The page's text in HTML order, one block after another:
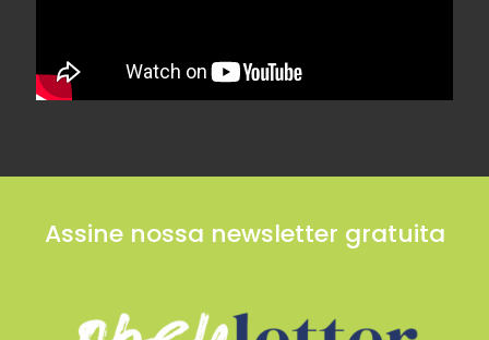
Assine nossa newsletter gratuita